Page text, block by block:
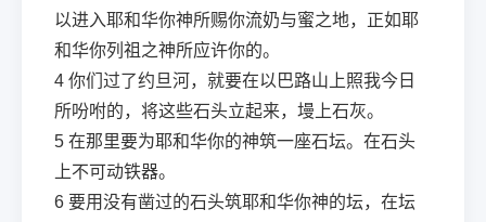
以进入耶和华你神所赐你流奶与蜜之地，正如耶
和华你列祖之神所应许你的。
4 你们过了约旦河，就要在以巴路山上照我今日
所吩咐的，将这些石头立起来，墁上石灰。
5 在那里要为耶和华你的神筑一座石坛。在石头
上不可动铁器。
6 要用没有凿过的石头筑耶和华你神的坛，在坛